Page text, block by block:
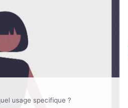
usage specifique ?